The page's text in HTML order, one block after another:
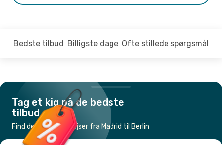
Bedste tilbud Billigste dage Ofte stillede spørgsmål
Tag et kig på de bedste
tilbud
Find de billigste flyrejser fra Madrid til Berlin